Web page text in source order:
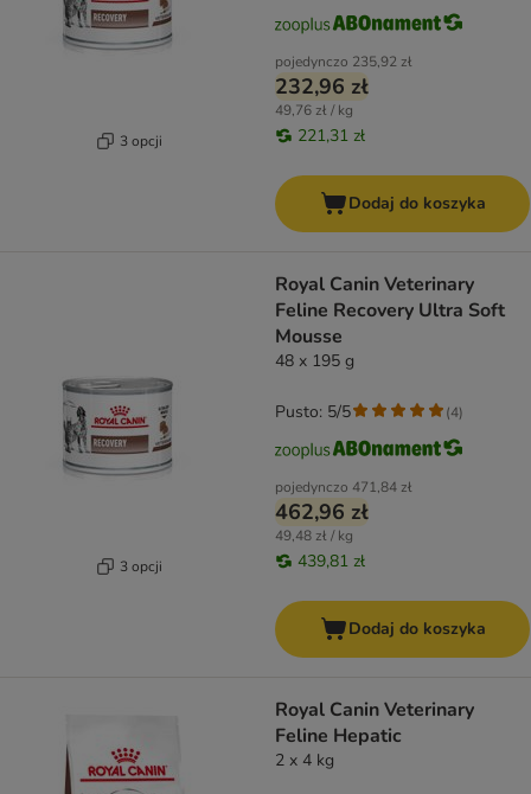
3 opcji
pojedynczo 235,92 zł
232,96 zł
49,76 zł / kg
221,31 zł
Dodaj do koszyka
3 opcji
Royal Canin Veterinary
Feline Recovery Ultra Soft
Mousse
48 x 195 g
pojedynczo 471,84 zł
462,96 zł
49,48 zł / kg
439,81 zł
Pusto: 5/5 (4)
Dodaj do koszyka
Royal Canin Veterinary
Feline Hepatic
2 x 4 kg